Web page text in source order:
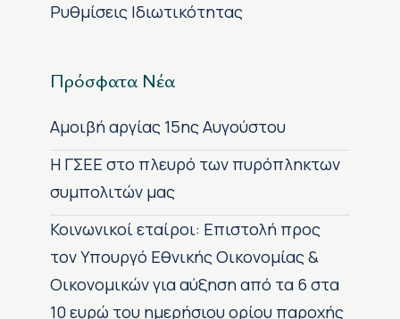
Ρυθμίσεις Ιδιωτικότητας
Πρόσφατα Νέα
Αμοιβή αργίας 15ης Αυγούστου
H ΓΣΕΕ στο πλευρό των πυρόπληκτων
συμπολιτών μας
Κοινωνικοί εταίροι: Επιστολή προς
τον Υπουργό Εθνικής Οικονομίας &
Οικονομικών για αύξηση από τα 6 στα
10 ευρώ του ημερήσιου ορίου παροχής